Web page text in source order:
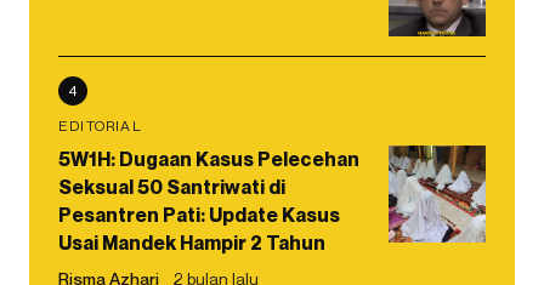
4
EDITORIAL
5W1H: Dugaan Kasus Pelecehan
Seksual 50 Santriwati di
Pesantren Pati: Update Kasus
Usai Mandek Hampir 2 Tahun
Risma Azhari 2 bulan lalu